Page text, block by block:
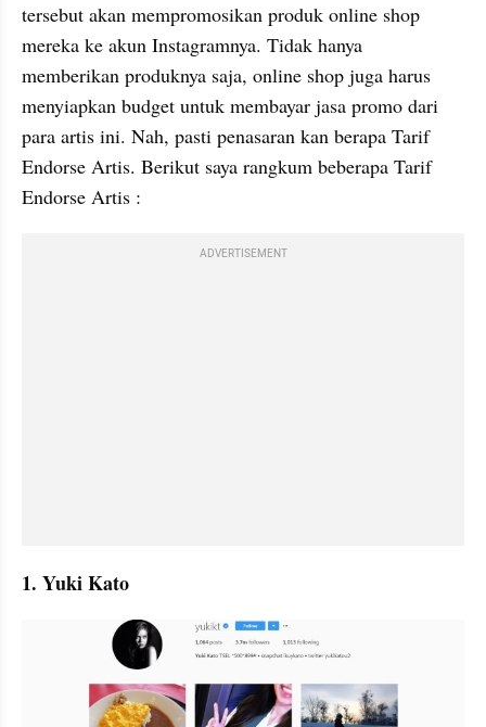
tersebut akan mempromosikan produk online shop
mereka ke akun Instagramnya. Tidak hanya
memberikan produknya saja, online shop juga harus
menyiapkan budget untuk membayar jasa promo dari
para artis ini. Nah, pasti penasaran kan berapa Tarif
Endorse Artis. Berikut saya rangkum beberapa Tarif
Endorse Artis :
ADVERTISEMENT
1. Yuki Kato